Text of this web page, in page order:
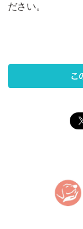
ださい。